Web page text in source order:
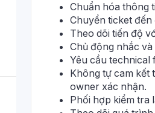
Chuẩn hóa thông
Chuyển ticket
Theo dõi tiến độ
Chủ động nhắc
Yêu cầu technical
Không tự cam kết
owner xác nhận.
Phối hợp kiểm tra